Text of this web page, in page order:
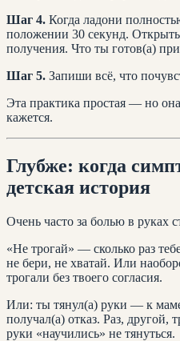
Шаг 4. Когда ладони
положении 30 секунд.
получения. Что ты готов(а)
Шаг 5. Запиши всё, что
Эта практика простая — но
кажется.
Глубже: когда
детская история
Очень часто за болью в руках
«Не трогай» — сколько раз
не бери, не хватай. Или
трогали без твоего согласия.
Или: ты тянул(а) руки — к
получал(а) отказ. Раз, другой,
руки «научились» не тянуться.